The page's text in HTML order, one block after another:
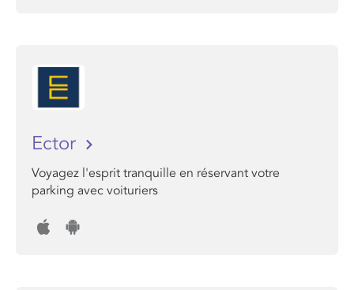
Ector
Voyagez l'esprit tranquille en réservant votre
parking avec voituriers